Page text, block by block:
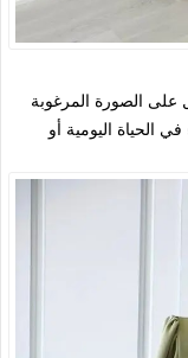
الصورة المرغوبة
الحياة اليومية أو